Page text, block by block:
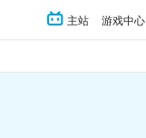
主站 游戏中心